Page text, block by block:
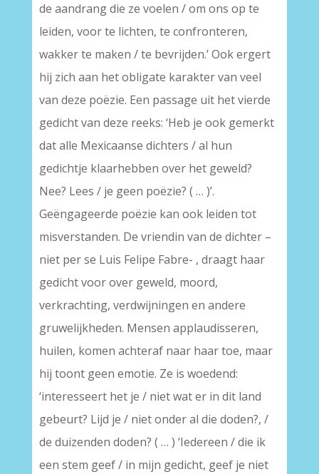
de aandrang die ze voelen / om ons op te
leiden, voor te lichten, te confronteren,
wakker te maken / te bevrijden.’ Ook ergert
hij zich aan het obligate karakter van veel
van deze poëzie. Een passage uit het vierde
gedicht van deze reeks: ‘Heb je ook gemerkt
dat alle Mexicaanse dichters / al hun
gedichtje klaarhebben over het geweld?
Nee? Lees / je geen poëzie? ( … )’.
Geëngageerde poëzie kan ook leiden tot
misverstanden. De vriendin van de dichter –
niet per se Luis Felipe Fabre- , draagt haar
gedicht voor over geweld, moord,
verkrachting, verdwijningen en andere
gruwelijkheden. Mensen applaudisseren,
huilen, komen achteraf naar haar toe, maar
hij toont geen emotie. Ze is woedend:
‘interesseert het je / niet wat er in dit land
gebeurt? Lijd je / niet onder al die doden?, /
de duizenden doden? ( … ) ‘Iedereen / die ik
een stem geef / in mijn gedicht, geef je niet